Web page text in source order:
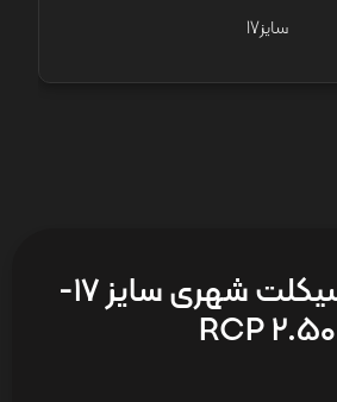
سایز17
تایر موتور سیکلت شهری سایز 17-
2.50 RCP